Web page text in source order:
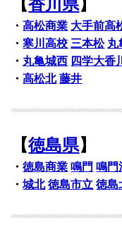
【香川県】
・高松商業 大手前高
・寒川高校 三本松 丸
・ 丸亀城西 四学大香
・高松北 藤井
【徳島県】
・徳島商業 鳴門 鳴門
・城北 徳島市立 徳島